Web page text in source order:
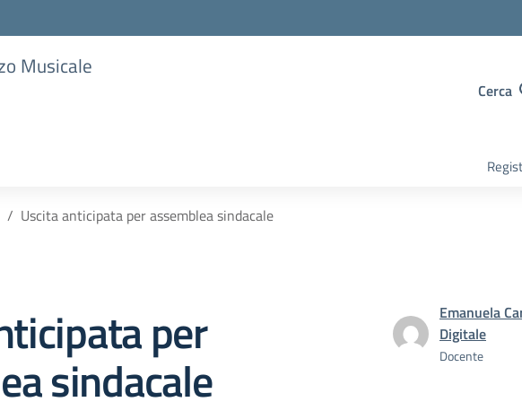
Musicale
Cerca
Uscita anticipata per assemblea sindacale
per
sindacale
Emanuela
Digitale
Docente